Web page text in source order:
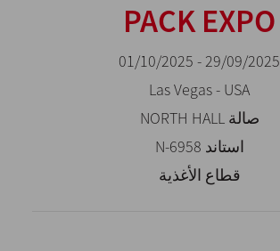
PACK EXPO
29/09/2025 - 01/10/2025
Las Vegas - USA
صالة NORTH HALL
استاند N-6958
قطاع الأغذية